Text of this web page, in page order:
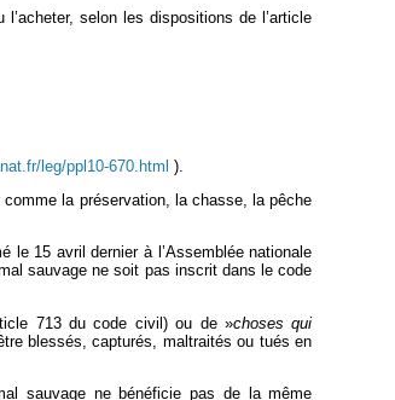
selon les dispositions de l’article
leg/ppl10‑670.html ).
comme la préservation, la chasse, la pêche
le 15 avril dernier à l’Assemblée nationale
sauvage ne soit pas inscrit dans le code
713 du code civil) ou de »choses qui
blessés, capturés, maltraités ou tués en
sauvage ne bénéficie pas de la même